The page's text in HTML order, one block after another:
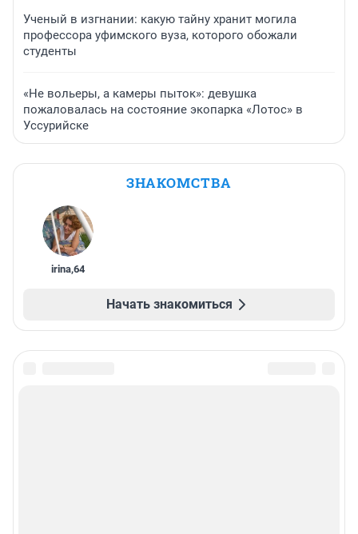
Ученый в изгнании: какую тайну хранит могила
профессора уфимского вуза, которого обожали
студенты
«Не вольеры, а камеры пыток»: девушка
пожаловалась на состояние экопарка «Лотос» в
Уссурийске
ЗНАКОМСТВА
irina,64
Начать знакомиться